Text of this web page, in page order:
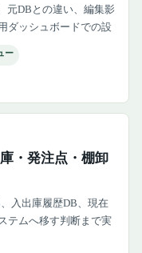
元DBとの違い、編集影
ダッシュボードでの設
ー
・発注点・棚卸
入出庫履歴DB、現在
テムへ移す判断まで実